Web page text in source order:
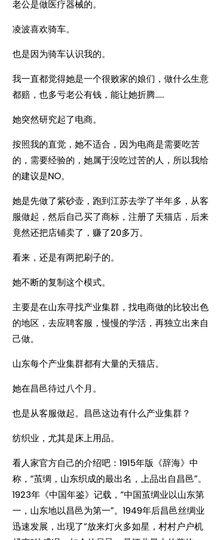
老公是做医疗器械的。
凌波喜欢骑车。
也是因为骑车认识我的。
我一直都觉得她是一个很败家的娘们，做什么生意
都赔，也多亏老公有钱，能让她折腾……
她突然研究起了电商。
按照我的直觉，她不适合，因为电商是需要吃苦
的，需要经验的，她属于没吃过苦的人，所以我给
的建议是NO。
她是先做了紫砂壶，跑到江苏去学了半年多，从客
服做起，然后自己买了商标，注册了天猫店，后来
竟然还把店铺卖了，赚了20多万。
看来，还是有两把刷子的。
她不断的复制这个模式。
主要是在山东寻找产业集群，找电商做的比较出色
的地区，去应聘客服，慢慢的学活，再独立出来自
己做。
山东每个产业集群都有大量的天猫店。
她在昌邑待过八个月。
也是从客服做起。昌邑这边有什么产业集群？
纺织业，尤其是床上用品。
看人家官方自己的介绍吧：1915年版《辞海》中
称，“茧绸，山东织成的最出名，上品出自昌邑”。
1923年《中国年鉴》记载，“中国茧绸业以山东第
一，山东地以昌邑为第一”。1949年后昌邑丝绸业
迅速发展，出现了“放来灯火多如星，村村户户机